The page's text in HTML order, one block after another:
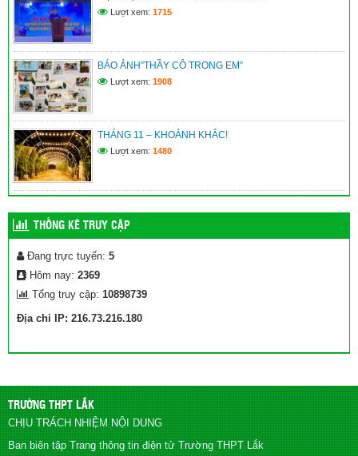
KẾ HOẠCH TUYỂN SINH BỔ SUNG VÀO LỚP 10 NĂM HỌC
2026 – 2027
(12/07/2026)
Kế hoạch xét thăng hạng chức danh nghề nghiệp viên chức
năm 2026 – Sở GD&ĐT
(09/07/2026)
Lượt xem: 1715
BÁO ẢNH”THẦY CÔ TRONG EM”
Lượt xem: 1908
THÁNG 11 – KHOẢNH KHẮC!
Lượt xem: 1480
THỐNG KÊ TRUY CẬP
Đang trực tuyến: 5
Hôm nay: 2369
Tổng truy cập: 10898739
Địa chỉ IP: 216.73.216.180
TRƯỜNG THPT LẮK
CHỊU TRÁCH NHIỆM NỘI DUNG
Ban biên tập Trang thông tin điện tử Trường THPT Lắk